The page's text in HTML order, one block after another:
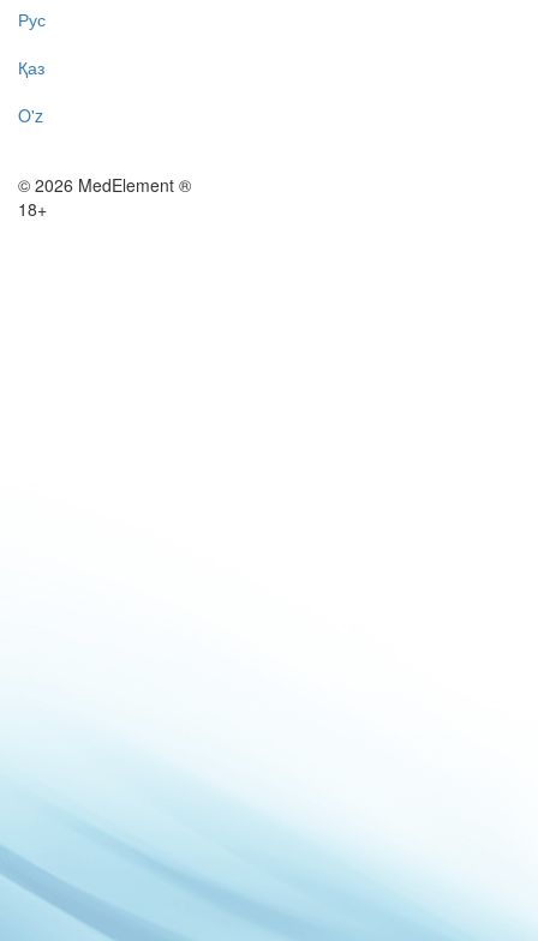
Рус
Қаз
O'z
© 2026 MedElement ®
18+